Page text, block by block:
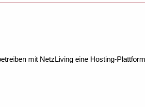
mit NetzLiving eine Hosting-